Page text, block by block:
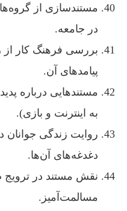
مستندسازی از
در جامعه.
پیامدهای آن.
مستندهایی درباره
به اینترنت و بازی).
روایت زندگی
دغدغه‌های آن‌ها.
نقش مستند در
مسالمت‌آمیز.